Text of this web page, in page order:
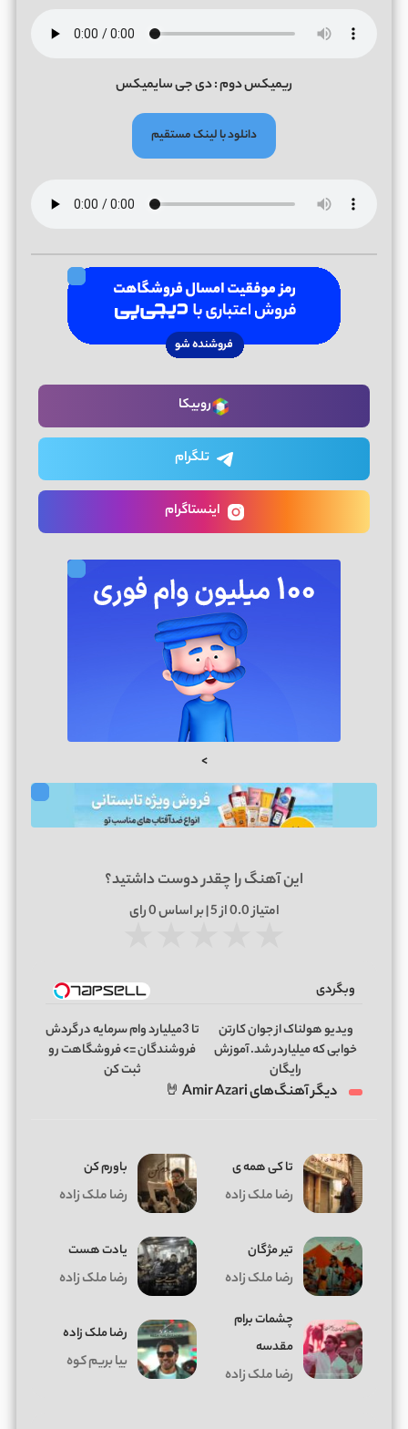
ریمیکس دوم : دی جی سایمیکس
دانلود با لینک مستقیم
روبیکا
تلگرام
اینستاگرام
>
این آهنگ را چقدر دوست داشتید؟
امتیاز0.0از 5 | بر اساس 0رای
وبگردی
ویدیو هولناک از جوان کارتن
خوابی که میلیاردر شد. آموزش
رایگان
تا 3میلیارد وام سرمایه در گردش
فروشندگان => فروشگاهت رو
ثبت کن
دیگر آهنگ‌های Amir Azari 🤘
تا کی همه ی
رضا ملک زاده
باورم کن
رضا ملک زاده
تیر مژگان
رضا ملک زاده
یادت هست
رضا ملک زاده
چشمات برام
مقدسه
رضا ملک زاده
رضا ملک زاده
بیا بریم کوه